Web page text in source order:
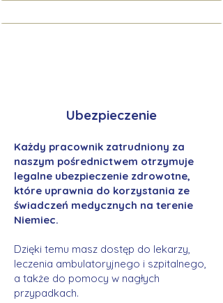
Ubezpieczenie
Każdy pracownik zatrudniony za
naszym pośrednictwem otrzymuje
legalne ubezpieczenie zdrowotne,
które uprawnia do korzystania ze
świadczeń medycznych na terenie
Niemiec.
Dzięki temu masz dostęp do lekarzy,
leczenia ambulatoryjnego i szpitalnego,
a także do pomocy w nagłych
przypadkach.